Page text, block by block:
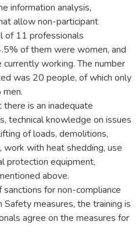
information analysis,
allow non-participant
of 11 professionals
of them were women, and
working. The number
was 20 people, of which only
is an inadequate
technical knowledge on issues
of loads, demolitions,
with heat shedding, use
protection equipment,
above.
for non-compliance
measures, the training is
agree on the measures for